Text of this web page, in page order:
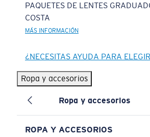
PAQUETES DE LENTES
COSTA
MÁS INFORMACIÓN
¿NECESITAS AYUDA PARA
Ropa y accesorios
Ropa y accesorios
ROPA Y ACCESORIOS